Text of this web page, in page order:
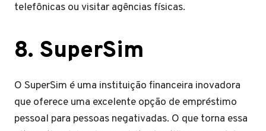
telefônicas ou visitar agências físicas.
8. SuperSim
O SuperSim é uma instituição financeira inovadora
que oferece uma excelente opção de empréstimo
pessoal para pessoas negativadas. O que torna essa